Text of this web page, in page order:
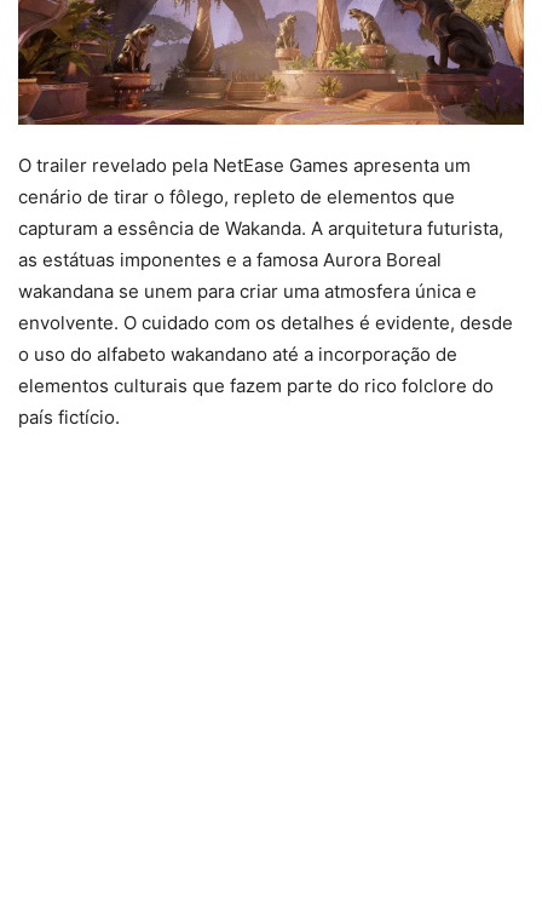
O trailer revelado pela NetEase Games apresenta um
cenário de tirar o fôlego, repleto de elementos que
capturam a essência de Wakanda. A arquitetura futurista,
as estátuas imponentes e a famosa Aurora Boreal
wakandana se unem para criar uma atmosfera única e
envolvente. O cuidado com os detalhes é evidente, desde
o uso do alfabeto wakandano até a incorporação de
elementos culturais que fazem parte do rico folclore do
país fictício.